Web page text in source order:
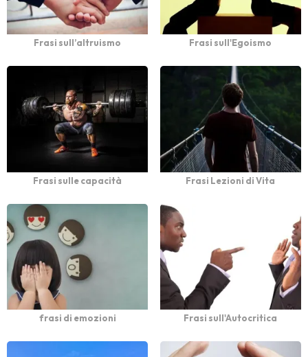
Frasi sull’altruismo Frasi sull'Egoismo
Frasi sulle capacità Frasi Lezioni di Vita
frasi di emozioni Frasi sull'Autocritica